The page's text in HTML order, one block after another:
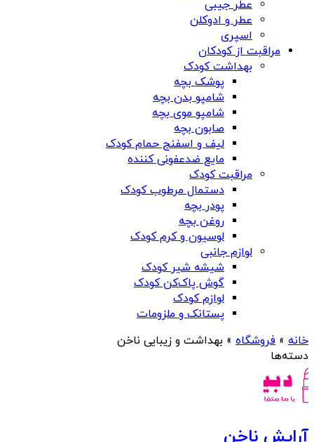
عطر جیبی
عطر و ادوکلن
اسپری
مراقبت از کودکان
بهداشت کودک
پوشک بچه
شامپو بدن بچه
شامپو موی بچه
صابون بچه
لیف و اسفنج حمام کودک
مایع ضدعفونی کننده
مراقبت کودک
دستمال مرطوب کودک
پودر بچه
روغن بچه
لوسیون و کرم کودک
لوازم جانبی
شیشه شیر کودک
گوش پاک‌کن کودک
لوازم کودک
پستانک و ملزومات
خانه » فروشگاه » بهداشت و زیبایی ناخن
دسته‌ها
آرایش ناخن